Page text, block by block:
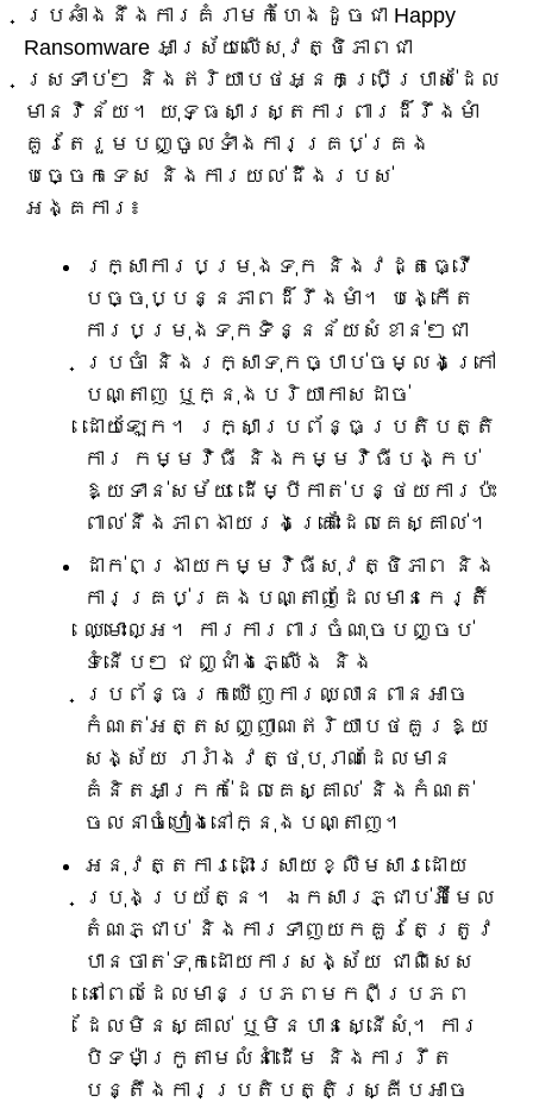
ប្រឆាំងនឹងការគំរាមកំហែងដូចជា Happy
Ransomware អាស្រ័យលើសុវត្ថិភាពជា
ស្រទាប់ៗ និងឥរិយាបថអ្នកប្រើប្រាស់ដែល
មានវិន័យ។ យុទ្ធសាស្ត្រការពារដ៏រឹងមាំ
គួរតែរួមបញ្ចូលទាំងការគ្រប់គ្រង
បច្ចេកទេស និងការយល់ដឹងរបស់
អង្គការ៖
រក្សាការបម្រុងទុក និងវដ្តធ្វើ
បច្ចុប្បន្នភាពដ៏រឹងមាំ។ បង្កើត
ការបម្រុងទុកទិន្នន័យសំខាន់ៗជា
ប្រចាំ និងរក្សាទុកច្បាប់ចម្លងក្រៅ
បណ្តាញ ឬក្នុងបរិយាកាសដាច់
ដោយឡែក។ រក្សាប្រព័ន្ធប្រតិបត្តិ
ការ កម្មវិធី និងកម្មវិធីបង្កប់
ឱ្យទាន់សម័យ ដើម្បីកាត់បន្ថយការប៉ះ
ពាល់នឹងភាពងាយរងគ្រោះដែលគេស្គាល់។
ដាក់ពង្រាយកម្មវិធីសុវត្ថិភាព និង
ការគ្រប់គ្រងបណ្តាញដែលមានកេរ្តិ៍
ឈ្មោះល្អ។ ការការពារចំណុចបញ្ចប់
ទំនើបៗ ជញ្ជាំងភ្លើង និង
ប្រព័ន្ធរកឃើញការឈ្លានពានអាច
កំណត់អត្តសញ្ញាណឥរិយាបថគួរឱ្យ
សង្ស័យ រារាំងវត្ថុបុរាណដែលមាន
គំនិតអាក្រក់ដែលគេស្គាល់ និងកំណត់
ចលនាចំហៀងនៅក្នុងបណ្តាញ។
អនុវត្តការដោះស្រាយខ្លឹមសារដោយ
ប្រុងប្រយ័ត្ន។ ឯកសារភ្ជាប់អ៊ីមែល
តំណភ្ជាប់ និងការទាញយកគួរតែត្រូវ
បានចាត់ទុកដោយការសង្ស័យ ជាពិសេស
នៅពេលដែលមានប្រភពមកពីប្រភព
ដែលមិនស្គាល់ ឬមិនបានស្នើសុំ។ ការ
បិទម៉ាក្រូតាមលំនាំដើម និងការរឹត
បន្តឹងការប្រតិបត្តិស្គ្រីបអាច